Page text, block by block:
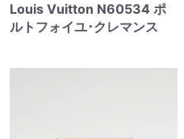
Louis Vuitton N60534 ポ
ルトフォイユ･クレマンス